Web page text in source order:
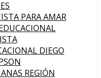
PARA AMAR
DIEGO
REGIÓN